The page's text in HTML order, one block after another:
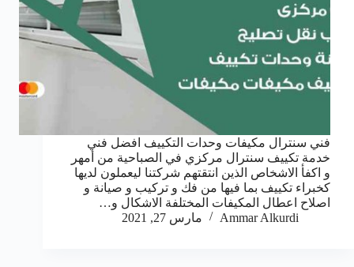
فني سنترال مكيفات وحدات التكييف افضل فني
خدمة تكييف سنترال مركزي في الصباحية من أمهر
و اكفأ الاشخاص الذين انتقتهم شركتنا ليعملون لديها
كخبراء تكييف بما فيها من فك و تركيب و صيانة و
اصلاح اعطال المكيفات المختلفة الاشكال و…
Ammar Alkurdi
مارس 27, 2021